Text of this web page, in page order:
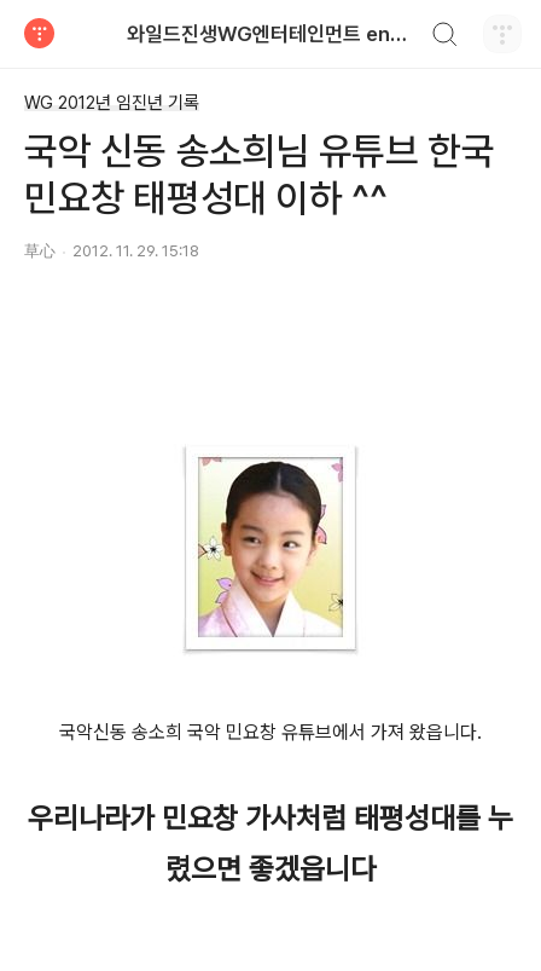
와일드진생WG엔터테인먼트 entertainment
WG 2012년 임진년 기록
국악 신동 송소희님 유튜브 한국
민요창 태평성대 이하 ^^
草心 2012. 11. 29. 15:18
국악신동 송소희 국악 민요창 유튜브에서 가져 왔읍니다.
우리나라가 민요창 가사처럼 태평성대를 누
렸으면 좋겠읍니다